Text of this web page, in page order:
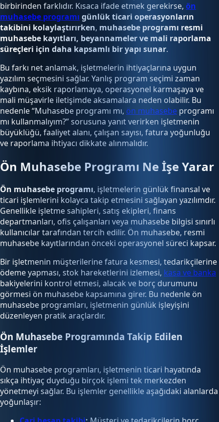
birbirinden farklıdır. Kısaca ifade etmek gerekirse, ön
muhasebe programı günlük ticari operasyonların
takibini kolaylaştırırken, muhasebe programı resmi
muhasebe kayıtları, beyannameler ve mali raporlama
süreçleri için daha kapsamlı bir yapı sunar.
Bu farkı net anlamak, işletmelerin ihtiyaçlarına uygun
yazılım seçmesini sağlar. Yanlış program seçimi zaman
kaybına, eksik raporlamaya, operasyonel karmaşaya ve
mali müşavirle iletişimde aksamalara neden olabilir. Bu
nedenle “Muhasebe programı mı, ön muhasebe programı
mı kullanmalıyım?” sorusuna yanıt verirken işletmenin
büyüklüğü, faaliyet alanı, çalışan sayısı, fatura yoğunluğu
ve raporlama ihtiyacı dikkate alınmalıdır.
Ön Muhasebe Programı Ne İşe Yarar
Ön muhasebe programı, işletmelerin günlük finansal ve
ticari işlemlerini kolayca takip etmesini sağlayan yazılımdır.
Genellikle işletme sahipleri, satış ekipleri, finans
departmanları, ofis çalışanları veya muhasebe bilgisi sınırlı
kullanıcılar tarafından tercih edilir. Ön muhasebe, resmi
muhasebe kayıtlarından önceki operasyonel süreci kapsar.
Bir işletmenin müşterilerine fatura kesmesi, tedarikçilerine
ödeme yapması, stok hareketlerini izlemesi, kasa ve banka
bakiyelerini kontrol etmesi, alacak ve borç durumunu
görmesi ön muhasebe kapsamına girer. Bu nedenle ön
muhasebe programları, işletmenin günlük işleyişini
düzenleyen pratik araçlardır.
Ön Muhasebe Programında Takip Edilen
İşlemler
Ön muhasebe programları, işletmenin ticari hayatında
sıkça ihtiyaç duyduğu birçok işlemi tek merkezden
yönetmeyi sağlar. Bu işlemler genellikle aşağıdaki alanlarda
yoğunlaşır: